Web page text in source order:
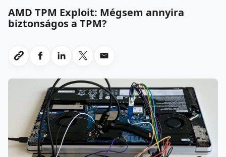
AMD TPM Exploit: Mégsem annyira
biztonságos a TPM?
Link masolasa
Megosztas Facebookon
Megosztas LinkedInen
Megosztas X-en
Megosztas emailben